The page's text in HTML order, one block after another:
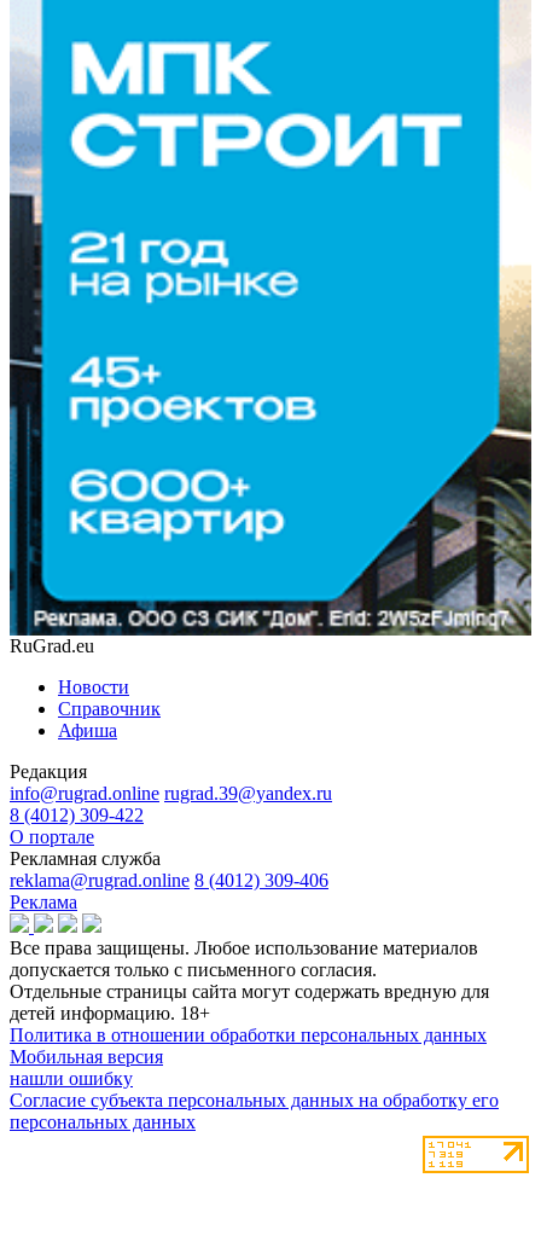
RuGrad.eu
Новости
Справочник
Афиша
Редакция
info@rugrad.online rugrad.39@yandex.ru
8 (4012) 309-422
О портале
Рекламная служба
reklama@rugrad.online 8 (4012) 309-406
Реклама
Все права защищены. Любое использование материалов
допускается только с письменного согласия.
Отдельные страницы сайта могут содержать вредную для
детей информацию. 18+
Политика в отношении обработки персональных данных
Мобильная версия
нашли ошибку
Согласие субъекта персональных данных на обработку его
персональных данных